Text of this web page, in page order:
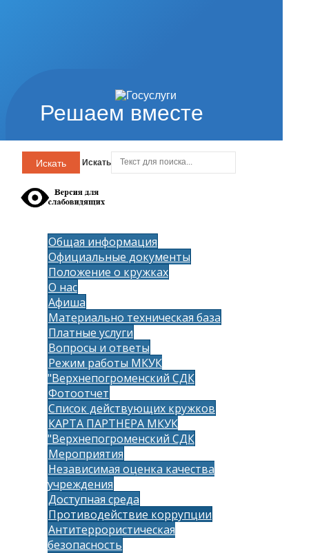
Решаем вместе
Искать Искать
Общая информация
Официальные документы
Положение о кружках
О нас
Афиша
Материально техническая база
Платные услуги
Вопросы и ответы
Режим работы МКУК
"Верхнепогроменский СДК
Фотоотчет
Список действующих кружков
КАРТА ПАРТНЕРА МКУК
"Верхнепогроменский СДК
Мероприятия
Независимая оценка качества
учреждения
Доступная среда
Противодействие коррупции
Антитеррористическая
безопасность